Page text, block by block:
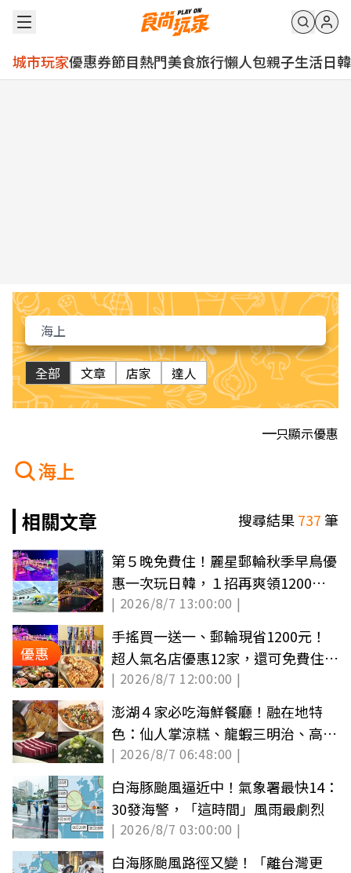
城市玩家優惠券節目熱門美食旅行懶人包親子生活日韓
全部 文章 店家 達人
只顯示優惠
海上
相關文章
搜尋結果737筆
第５晚免費住！麗星郵輪秋季早鳥優
惠一次玩日韓，１招再爽領1200餐
飲金
| 2026/8/7 13:00:00 |
優惠
手搖買一送一、郵輪現省1200元！
超人氣名店優惠12家，還可免費住童
話城堡旅宿
| 2026/8/7 12:00:00 |
澎湖４家必吃海鮮餐廳！融在地特
色：仙人掌涼糕、龍蝦三明治、高麗
菜酸燒魚
| 2026/8/7 06:48:00 |
白海豚颱風逼近中！氣象署最快14：
30發海警，「這時間」風雨最劇烈
| 2026/8/7 03:00:00 |
白海豚颱風路徑又變！「離台灣更